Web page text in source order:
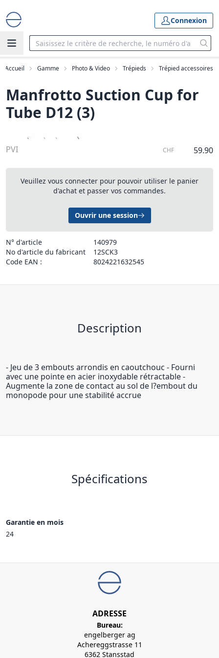
Connexion
Accueil Gamme Photo & Video Trépieds Trépied accessoires
Manfrotto Suction Cup for
Tube D12 (3)
PVI CHF 59.90
Veuillez vous connecter pour pouvoir utiliser le panier
d'achat et passer vos commandes.
Ouvrir une session
N° d'article
140979
No d'article du fabricant
12SCK3
Code EAN :
8024221632545
Description
- Jeu de 3 embouts arrondis en caoutchouc - Fourni
avec une pointe en acier inoxydable rétractable -
Augmente la zone de contact au sol de l?embout du
monopode pour une stabilité accrue
Spécifications
Garantie en mois
24
ADRESSE
Bureau:
engelberger ag
Achereggstrasse 11
6362 Stansstad